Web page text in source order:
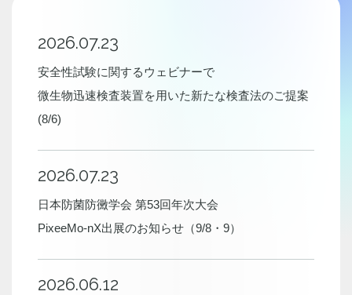
2026.07.23
安全性試験に関するウェビナーで
微生物迅速検査装置を用いた新たな検査法のご提案
(8/6)
2026.07.23
日本防菌防黴学会 第53回年次大会
PixeeMo-nX出展のお知らせ（9/8・9）
2026.06.12